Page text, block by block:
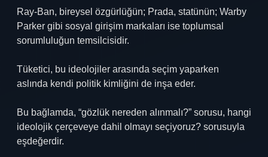
Ray-Ban, bireysel özgürlüğün; Prada, statünün; Warby
Parker gibi sosyal girişim markaları ise toplumsal
sorumluluğun temsilcisidir.
Tüketici, bu ideolojiler arasında seçim yaparken
aslında kendi politik kimliğini de inşa eder.
Bu bağlamda, “gözlük nereden alınmalı?” sorusu, hangi
ideolojik çerçeveye dahil olmayı seçiyoruz? sorusuyla
eşdeğerdir.